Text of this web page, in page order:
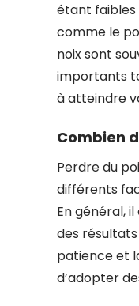
étant faibles
comme le
noix sont
importants
à atteindre
Combien
Perdre du
différents
En général,
des
patience et
d’adopter